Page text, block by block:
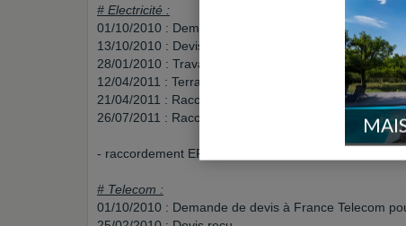
# Electricité :
01/10/2010 : Demande de devis à ERDF pour
13/10/2010 : Devis reçu
28/01/2010 : Travaux planifié mi-Avril
12/04/2011 : Terrassement
21/04/2011 : Raccordement liaison A
26/07/2011 : Raccordement liaison B
- raccordement ERDF : 930€
# Telecom :
01/10/2010 : Demande de devis à France Telecom